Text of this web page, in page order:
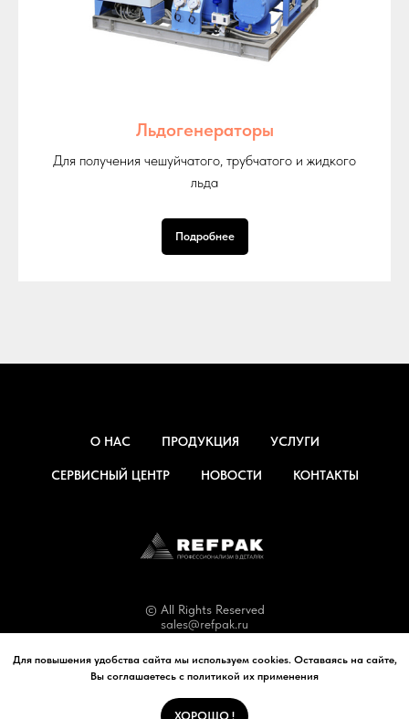
Льдогенераторы
Для получения чешуйчатого, трубчатого и жидкого
льда
Подробнее
О НАС ПРОДУКЦИЯ УСЛУГИ
СЕРВИСНЫЙ ЦЕНТР НОВОСТИ КОНТАКТЫ
© All Rights Reserved
sales@refpak.ru
Политика конфиденциальности
Для повышения удобства сайта мы используем cookies. Оставаясь на сайте,
Вы соглашаетесь с политикой их применения
ХОРОШО !